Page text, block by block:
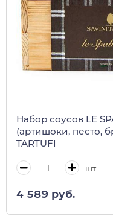
Набор соусов LE
(артишоки, песто,
TARTUFI
шт
4 589 руб.